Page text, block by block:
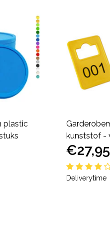
plastic
kunststof -
€27,95
Deliverytime